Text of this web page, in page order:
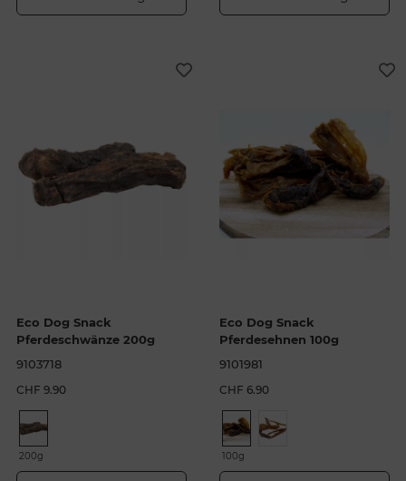
Eco Dog Snack
Pferdeschwänze 200g
9103718
CHF 9.90
200g
Eco Dog Snack
Pferdesehnen 100g
9101981
CHF 6.90
100g